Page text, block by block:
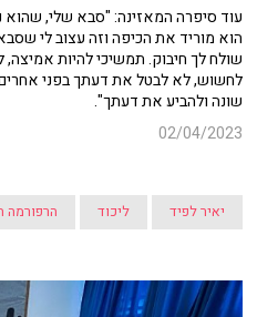
עוד סיפרה המאזינה: "סבא שלי, שהוא
הוא מוריד את הכיפה וזה עצוב לי
שולח לך חיבוק. תמשיכי להיות
לחשוש, לא לבטל את דעתך בפני
שונה ולהביע את דעתך".
02/04/2023
יאיר לפיד ליכוד